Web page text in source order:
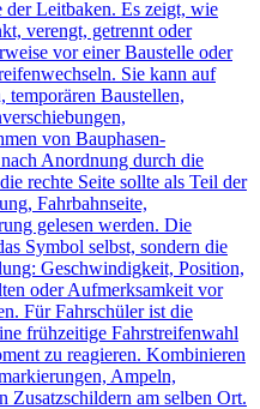
Leitbaken. Es zeigt, wie
verengt, getrennt oder
vor einer Baustelle oder
Sie kann auf
temporären Baustellen,
von Bauphasen-
Anordnung durch die
rechte Seite sollte als Teil der
Fahrbahnseite,
gelesen werden. Die
Symbol selbst, sondern die
Geschwindigkeit, Position,
oder Aufmerksamkeit vor
Für Fahrschüler ist die
frühzeitige Fahrstreifenwahl
zu reagieren. Kombinieren
Ampeln,
Zusatzschildern am selben Ort.